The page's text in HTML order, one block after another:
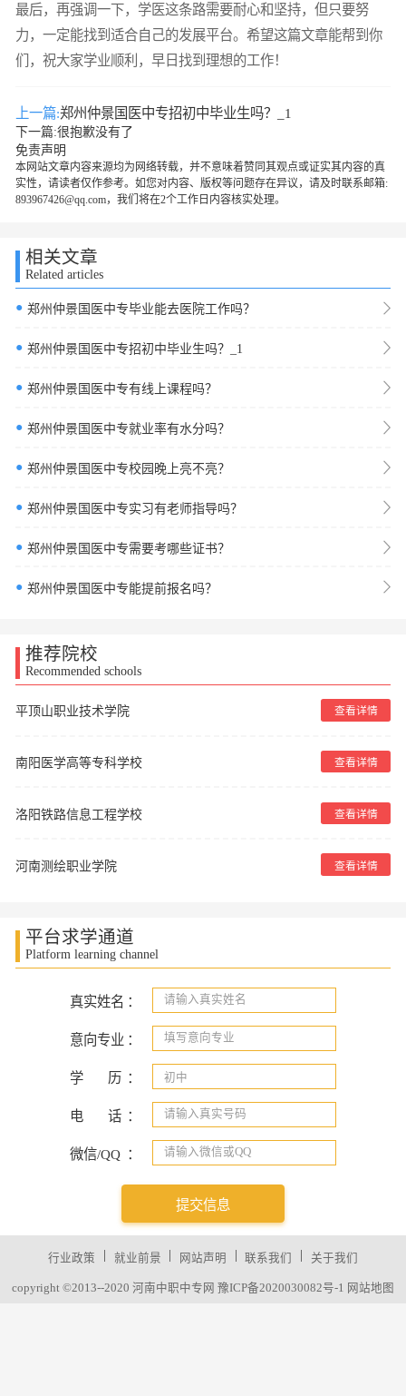
最后，再强调一下，学医这条路需要耐心和坚持，但只要努
力，一定能找到适合自己的发展平台。希望这篇文章能帮到你
们，祝大家学业顺利，早日找到理想的工作！
上一篇:郑州仲景国医中专招初中毕业生吗？_1
下一篇:很抱歉没有了
免责声明
本网站文章内容来源均为网络转载，并不意味着赞同其观点或证实其内容的真
实性，请读者仅作参考。如您对内容、版权等问题存在异议，请及时联系邮箱:
893967426@qq.com，我们将在2个工作日内容核实处理。
相关文章
Related articles
● 郑州仲景国医中专毕业能去医院工作吗？
● 郑州仲景国医中专招初中毕业生吗？_1
● 郑州仲景国医中专有线上课程吗？
● 郑州仲景国医中专就业率有水分吗？
● 郑州仲景国医中专校园晚上亮不亮？
● 郑州仲景国医中专实习有老师指导吗？
● 郑州仲景国医中专需要考哪些证书？
● 郑州仲景国医中专能提前报名吗？
推荐院校
Recommended schools
平顶山职业技术学院 查看详情
南阳医学高等专科学校 查看详情
洛阳铁路信息工程学校 查看详情
河南测绘职业学院 查看详情
平台求学通道
Platform learning channel
真实姓名 ：
意向专业 ：
学 历 ：
电 话 ：
微信/QQ ：
提交信息
行业政策 | 就业前景 | 网站声明 | 联系我们 | 关于我们
copyright ©2013--2020 河南中职中专网 豫ICP备2020030082号-1 网站地图